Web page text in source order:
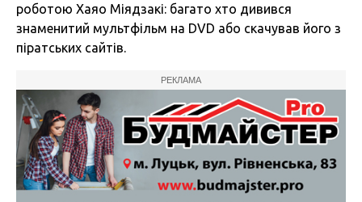
роботою Хаяо Міядзакі: багато хто дивився
знаменитий мультфільм на DVD або скачував його з
піратських сайтів.
РЕКЛАМА